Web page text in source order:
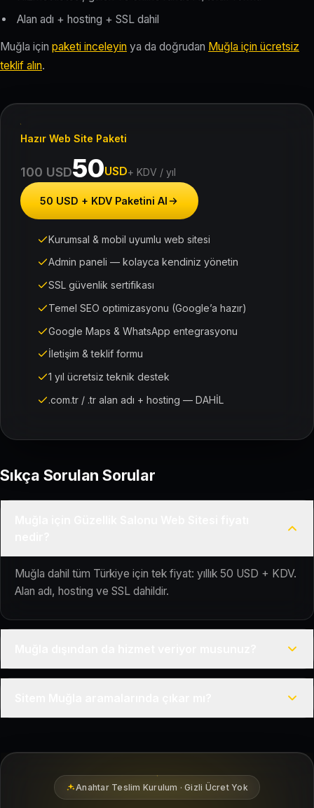
Alan adı + hosting + SSL dahil
Muğla için paketi inceleyin ya da doğrudan Muğla için ücretsiz
teklif alın.
Hazır Web Site Paketi
100 USD50USD+ KDV / yıl
50 USD + KDV Paketini Al
Kurumsal & mobil uyumlu web sitesi
Admin paneli — kolayca kendiniz yönetin
SSL güvenlik sertifikası
Temel SEO optimizasyonu (Google’a hazır)
Google Maps & WhatsApp entegrasyonu
İletişim & teklif formu
1 yıl ücretsiz teknik destek
.com.tr / .tr alan adı + hosting — DAHİL
Sıkça Sorulan Sorular
Muğla dahil tüm Türkiye için tek fiyat: yıllık 50 USD + KDV.
Alan adı, hosting ve SSL dahildir.
Muğla bölgesindeki yerel müşterilerin sizi bulmasına
Anahtar Teslim Kurulum · Gizli Ücret Yok